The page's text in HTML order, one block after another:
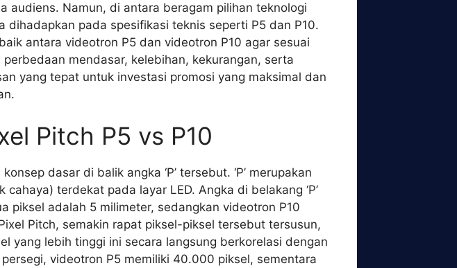
audiens. Namun, di antara beragam pilihan teknologi
pada spesifikasi teknis seperti P5 dan P10.
antara videotron P5 dan videotron P10 agar sesuai
mendasar, kelebihan, kekurangan, serta
yang tepat untuk investasi promosi yang maksimal dan
Pitch P5 vs P10
dasar di balik angka ‘P’ tersebut. ‘P’ merupakan
terdekat pada layar LED. Angka di belakang ‘P’
piksel adalah 5 milimeter, sedangkan videotron P10
Pitch, semakin rapat piksel-piksel tersebut tersusun,
yang lebih tinggi ini secara langsung berkorelasi dengan
videotron P5 memiliki 40.000 piksel, sementara